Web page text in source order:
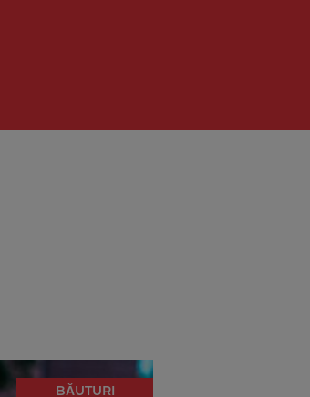
BĂUTURI